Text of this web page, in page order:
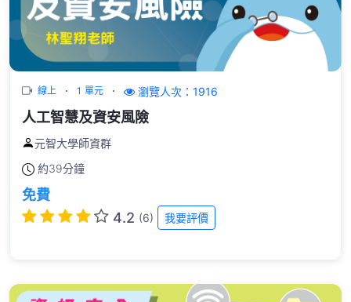
線上 1 單元 瀏覽人次：1916
人工智慧及資安風險
元智大學師資群
約39分鐘
免費
4.2 (6) 我要評價